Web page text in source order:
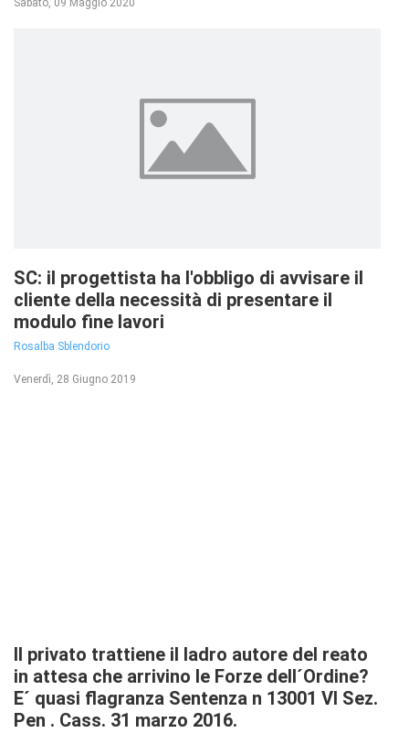
Sabato, 09 Maggio 2020
SC: il progettista ha l'obbligo di avvisare il
cliente della necessità di presentare il
modulo fine lavori
Rosalba Sblendorio
Venerdì, 28 Giugno 2019
Il privato trattiene il ladro autore del reato
in attesa che arrivino le Forze dell´Ordine?
E´ quasi flagranza Sentenza n 13001 VI Sez.
Pen . Cass. 31 marzo 2016.